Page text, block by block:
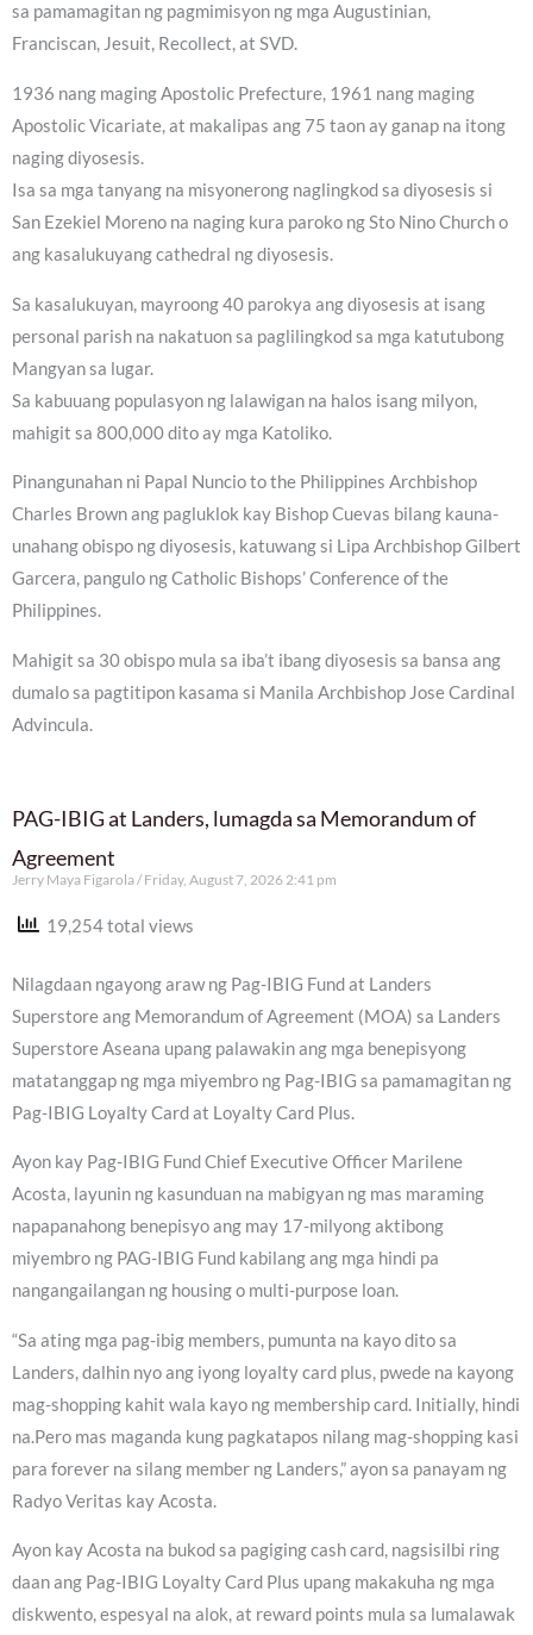
sa pamamagitan ng pagmimisyon ng mga Augustinian,
Franciscan, Jesuit, Recollect, at SVD.
1936 nang maging Apostolic Prefecture, 1961 nang maging
Apostolic Vicariate, at makalipas ang 75 taon ay ganap na itong
naging diyosesis.
Isa sa mga tanyang na misyonerong naglingkod sa diyosesis si
San Ezekiel Moreno na naging kura paroko ng Sto Nino Church o
ang kasalukuyang cathedral ng diyosesis.
Sa kasalukuyan, mayroong 40 parokya ang diyosesis at isang
personal parish na nakatuon sa paglilingkod sa mga katutubong
Mangyan sa lugar.
Sa kabuuang populasyon ng lalawigan na halos isang milyon,
mahigit sa 800,000 dito ay mga Katoliko.
Pinangunahan ni Papal Nuncio to the Philippines Archbishop
Charles Brown ang pagluklok kay Bishop Cuevas bilang kauna-
unahang obispo ng diyosesis, katuwang si Lipa Archbishop Gilbert
Garcera, pangulo ng Catholic Bishops’ Conference of the
Philippines.
Mahigit sa 30 obispo mula sa iba’t ibang diyosesis sa bansa ang
dumalo sa pagtitipon kasama si Manila Archbishop Jose Cardinal
Advincula.
PAG-IBIG at Landers, lumagda sa Memorandum of
Agreement
Jerry Maya Figarola Friday, August 7, 2026 2:41 pm
19,254 total views
Nilagdaan ngayong araw ng Pag-IBIG Fund at Landers
Superstore ang Memorandum of Agreement (MOA) sa Landers
Superstore Aseana upang palawakin ang mga benepisyong
matatanggap ng mga miyembro ng Pag-IBIG sa pamamagitan ng
Pag-IBIG Loyalty Card at Loyalty Card Plus.
Ayon kay Pag-IBIG Fund Chief Executive Officer Marilene
Acosta, layunin ng kasunduan na mabigyan ng mas maraming
napapanahong benepisyo ang may 17-milyong aktibong
miyembro ng PAG-IBIG Fund kabilang ang mga hindi pa
nangangailangan ng housing o multi-purpose loan.
“Sa ating mga pag-ibig members, pumunta na kayo dito sa
Landers, dalhin nyo ang iyong loyalty card plus, pwede na kayong
mag-shopping kahit wala kayo ng membership card. Initially, hindi
na.Pero mas maganda kung pagkatapos nilang mag-shopping kasi
para forever na silang member ng Landers,” ayon sa panayam ng
Radyo Veritas kay Acosta.
Ayon kay Acosta na bukod sa pagiging cash card, nagsisilbi ring
daan ang Pag-IBIG Loyalty Card Plus upang makakuha ng mga
diskwento, espesyal na alok, at reward points mula sa lumalawak